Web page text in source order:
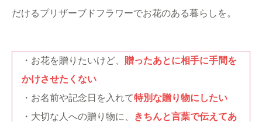
だけるプリザーブドフラワーでお花のある暮らしを。
・お花を贈りたいけど、 贈ったあとに相手に手間を
かけさせたくない
・お名前や記念日を入れて特別な贈り物にしたい
・大切な人への贈り物に、
きちんと言葉で伝えてあ